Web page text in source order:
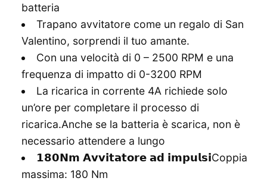
batteria
Trapano avvitatore come un regalo di San
Valentino, sorprendi il tuo amante.
Con una velocità di 0 – 2500 RPM e una
frequenza di impatto di 0-3200 RPM
La ricarica in corrente 4A richiede solo
un’ore per completare il processo di
ricarica.Anche se la batteria è scarica, non è
necessario attendere a lungo
𝟭𝟴𝟬𝗡𝗺 𝗔𝘃𝘃𝗶𝘁𝗮𝘁𝗼𝗿𝗲 𝗮𝗱 𝗶𝗺𝗽𝘂𝗹𝘀𝗶Coppia
massima: 180 Nm